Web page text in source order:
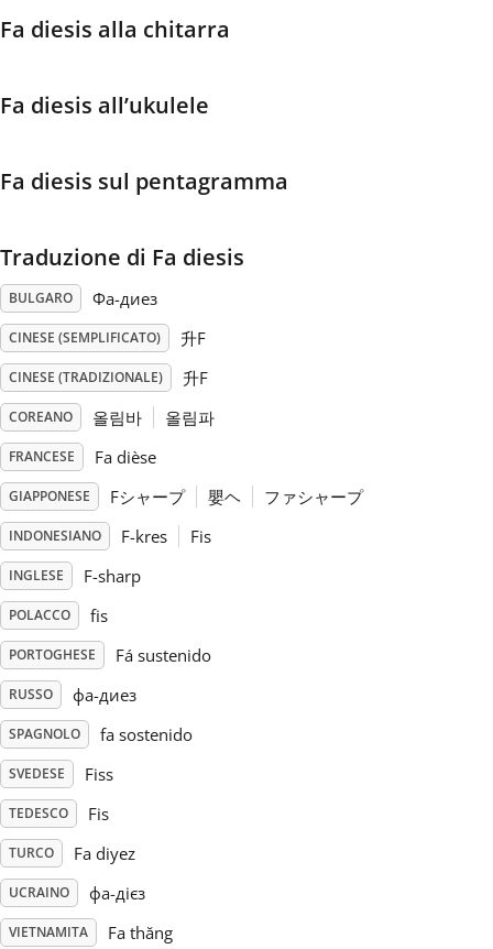
日本語
Polski
Português
Русский
Svenska
Tiếng Việt
Türkçe
Українська
简体中文
繁體中文
Fa diesis alla chitarra
Fa diesis all’ukulele
Fa diesis sul pentagramma
Traduzione di Fa diesis
BULGARO Фа-диез
CINESE (SEMPLIFICATO) 升F
CINESE (TRADIZIONALE) 升F
COREANO 올림바 올림파
FRANCESE Fa dièse
GIAPPONESE Fシャープ 嬰ヘ ファシャープ
INDONESIANO F-kres Fis
INGLESE F-sharp
POLACCO fis
PORTOGHESE Fá sustenido
RUSSO фа-диез
SPAGNOLO fa sostenido
SVEDESE Fiss
TEDESCO Fis
TURCO Fa diyez
UCRAINO фа-дієз
VIETNAMITA Fa thăng